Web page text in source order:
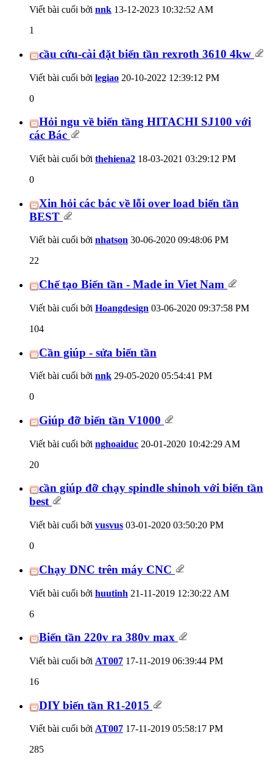
Viết bài cuối bởi nnk 13-12-2023 10:32:52 AM
1
cầu cứu-cài đặt biến tần rexroth 3610 4kw
Viết bài cuối bởi legiao 20-10-2022 12:39:12 PM
0
Hỏi ngu về biến tầng HITACHI SJ100 với
các Bác
Viết bài cuối bởi thehiena2 18-03-2021 03:29:12 PM
0
Xin hỏi các bác về lỗi over load biến tần
BEST
Viết bài cuối bởi nhatson 30-06-2020 09:48:06 PM
22
Chế tạo Biến tần - Made in Viet Nam
Viết bài cuối bởi Hoangdesign 03-06-2020 09:37:58 PM
104
Cần giúp - sửa biến tần
Viết bài cuối bởi nnk 29-05-2020 05:54:41 PM
0
Giúp đỡ biến tần V1000
Viết bài cuối bởi nghoaiduc 20-01-2020 10:42:29 AM
20
cần giúp đỡ chạy spindle shinoh với biến tần
best
Viết bài cuối bởi vusvus 03-01-2020 03:50:20 PM
0
Chạy DNC trên máy CNC
Viết bài cuối bởi huutinh 21-11-2019 12:30:22 AM
6
Biến tần 220v ra 380v max
Viết bài cuối bởi AT007 17-11-2019 06:39:44 PM
16
DIY biến tần R1-2015
Viết bài cuối bởi AT007 17-11-2019 05:58:17 PM
285